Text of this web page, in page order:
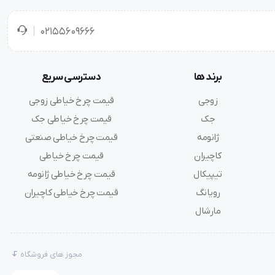
02155609666
برند ها
زوجی
جک
ژانومه
کاچیران
تیپیکال
رویانگ
مارشال
دسترسی سریع
قیمت چرخ خیاطی زوجی
قیمت چرخ خیاطی جک
قیمت چرخ خیاطی صنعتی
قیمت چرخ خیاطی
قیمت چرخ خیاطی ژانومه
قیمت چرخ خیاطی کاچیران
مجوز های فروشگاه